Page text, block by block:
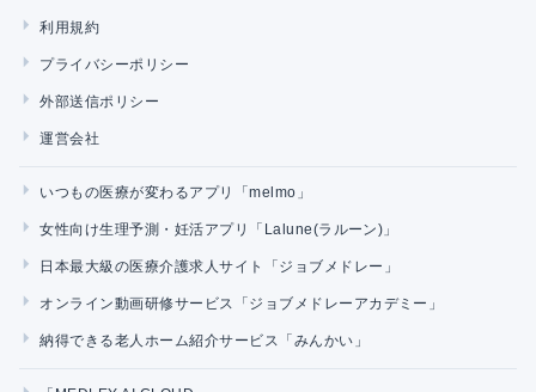
利用規約
プライバシーポリシー
外部送信ポリシー
運営会社
いつもの医療が変わるアプリ「melmo」
女性向け生理予測・妊活アプリ「Lalune(ラルーン)」
日本最大級の医療介護求人サイト「ジョブメドレー」
オンライン動画研修サービス「ジョブメドレーアカデミー」
納得できる老人ホーム紹介サービス「みんかい」